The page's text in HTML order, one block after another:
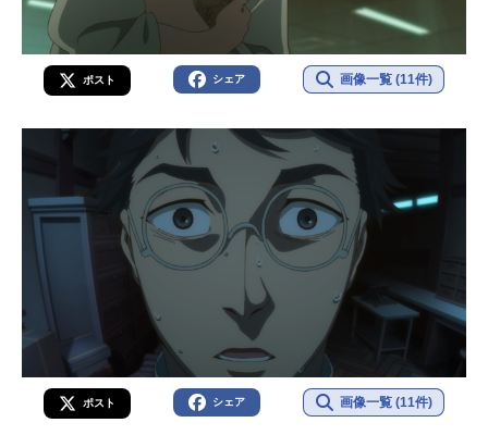
ポスト シェア 画像一覧 (11件)
ポスト シェア 画像一覧 (11件)